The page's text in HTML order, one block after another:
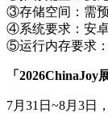
③存储空间：需
④系统要求：安
⑤运行内存要求
「2026ChinaJoy
7月31日~8月3日